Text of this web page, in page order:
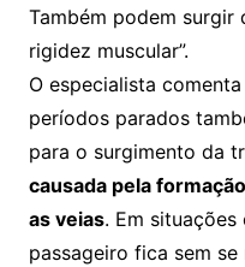
Também podem surgir
rigidez muscular”.
O especialista
períodos parados
para o surgimento da
causada pela
as veias. Em
passageiro fica sem